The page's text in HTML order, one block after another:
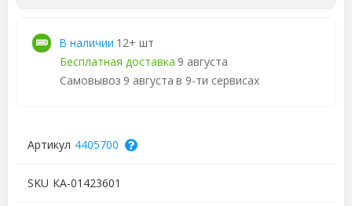
В наличии 12+ шт
Бесплатная доставка 9 августа
Самовывоз 9 августа в 9-ти сервисах
Артикул 4405700
SKU КА-01423601